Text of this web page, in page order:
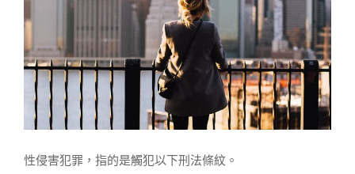
性侵害犯罪，指的是觸犯以下刑法條紋。